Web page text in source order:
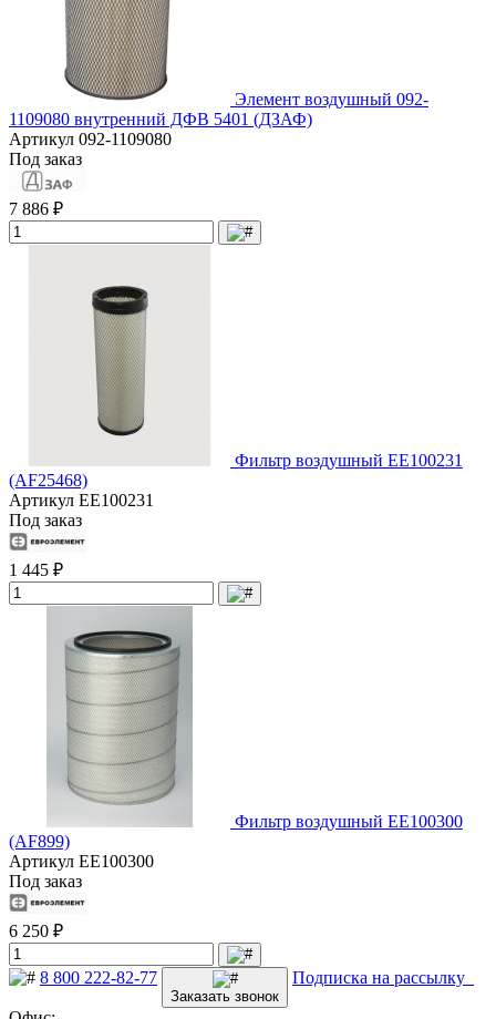
Элемент воздушный 092-
1109080 внутренний ДФВ 5401 (ДЗАФ)
Артикул 092-1109080
Под заказ
7 886 ₽
Фильтр воздушный EE100231
(AF25468)
Артикул EE100231
Под заказ
1 445 ₽
Фильтр воздушный EE100300
(AF899)
Артикул EE100300
Под заказ
6 250 ₽
8 800 222-82-77
Заказать звонок
Подписка на рассылку